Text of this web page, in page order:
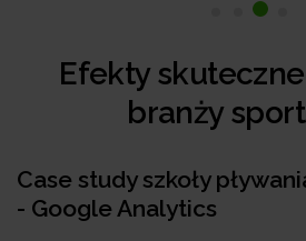
Efekty
branży
Case study szkoły
- Google Analytics